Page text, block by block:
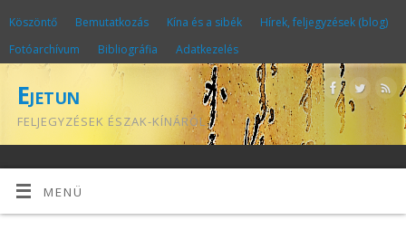
Köszöntő Bemutatkozás Kína és a sibék
Hírek, feljegyzések (blog)
Fotóarchívum
Bibliográfia Adatkezelés
Ejetun
FELJEGYZÉSEK ÉSZAK-KÍNÁRÓL
MENÜ